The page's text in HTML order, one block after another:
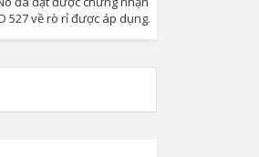
527 về rò rỉ được áp dụng.